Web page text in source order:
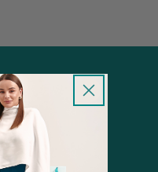
в Instagram